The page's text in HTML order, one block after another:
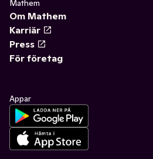
Mathem
Om Mathem
Karriär
Press
För företag
Appar